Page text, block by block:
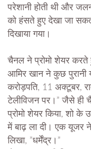
परेशानी होती थी और
को हंसते हुए देखा जा
दिखाया गया।
चैनल ने प्रोमो शेयर करते
आमिर खान ने कुछ पुरानी
करोड़पति, 11 अक्टूबर,
टेलीविजन पर।” जैसे ही
प्रोमो शेयर किया, शो
में बाढ़ ला दी। एक यूजर
लिखा, ”धर्मेंद्र।”